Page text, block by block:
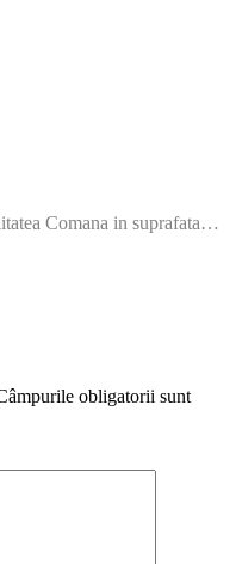
Comana in suprafata…
obligatorii sunt